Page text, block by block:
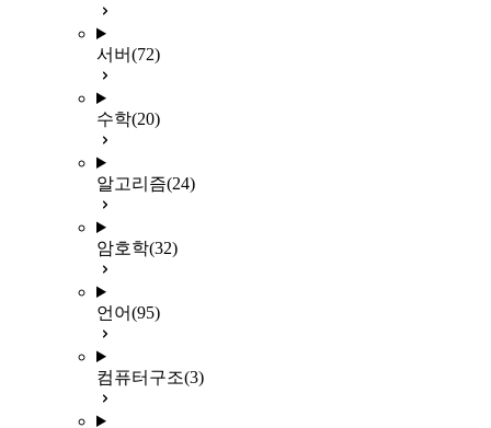
서버(72)
수학(20)
알고리즘(24)
암호학(32)
언어(95)
컴퓨터구조(3)